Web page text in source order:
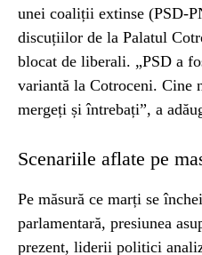
unei coaliții extinse (PSD-
discuțiilor de la Palatul
blocat de liberali. „PSD a
variantă la Cotroceni. Cine
mergeți și întrebați”, a
Scenariile aflate pe
Pe măsură ce marți se
parlamentară, presiunea
prezent, liderii politici